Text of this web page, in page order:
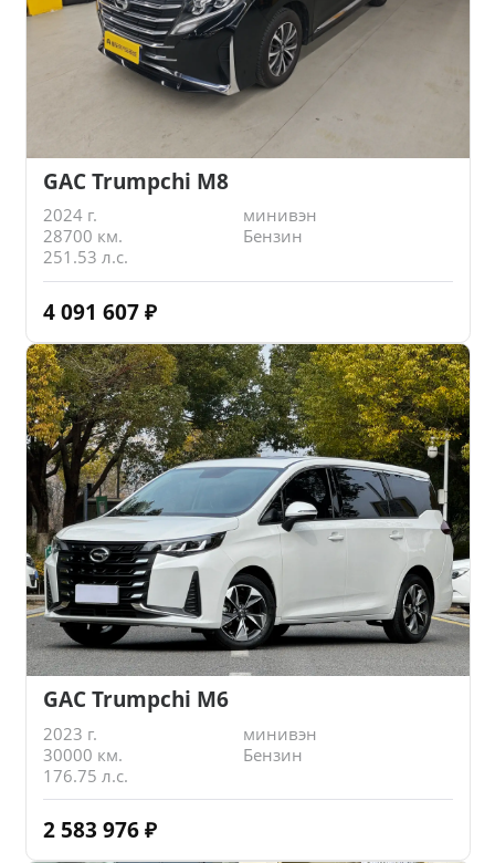
GAC Trumpchi M8
2024 г.
минивэн
28700 км.
Бензин
251.53 л.с.
4 091 607 ₽
GAC Trumpchi M6
2023 г.
минивэн
30000 км.
Бензин
176.75 л.с.
2 583 976 ₽